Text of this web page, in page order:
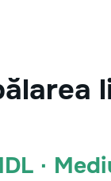
·